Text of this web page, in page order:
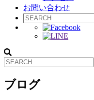
お問い合わせ
ブログ